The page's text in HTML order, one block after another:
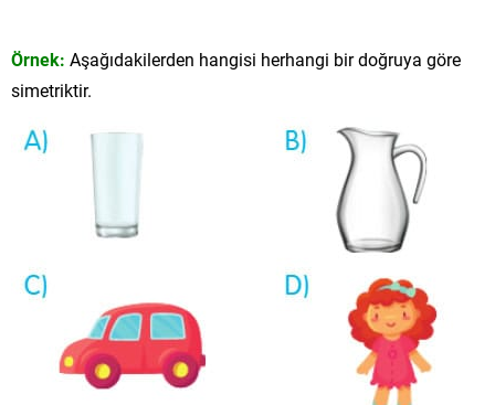
Örnek: Aşağıdakilerden hangisi herhangi bir doğruya göre
simetriktir.